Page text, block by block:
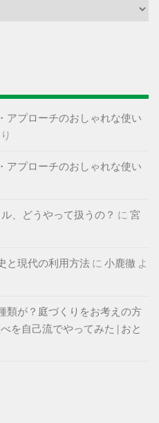
アプローチのおしゃれな使い
アプローチのおしゃれな使い
、どうやって扱うの？ に 宮
と現代の利用方法 に 小鹿徹 よ
類が？庭づくりをお考えの方
を自己流でやってみた | おと